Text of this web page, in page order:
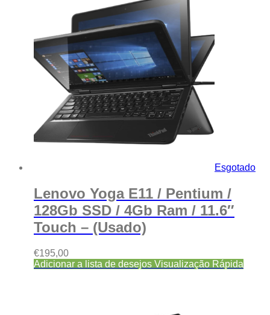
Esgotado
Lenovo Yoga E11 / Pentium /
128Gb SSD / 4Gb Ram / 11.6″
Touch – (Usado)
€195,00
Adicionar a lista de desejos Visualização Rápida